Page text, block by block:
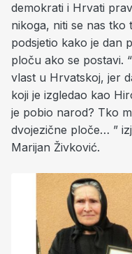
demokrati i Hrvati
nikoga, niti se nas tko
podsjetio kako je dan
ploču ako se postavi.
vlast u Hrvatskoj, jer
koji je izgledao kao
je pobio narod? Tko
dvojezične ploče… ”
Marijan Živković.